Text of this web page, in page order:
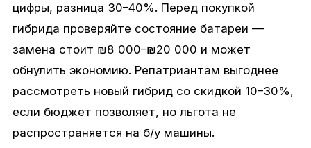
цифры, разница 30–40%. Перед покупкой
гибрида проверяйте состояние батареи —
замена стоит ₪8 000–₪20 000 и может
обнулить экономию. Репатриантам выгоднее
рассмотреть новый гибрид со скидкой 10–30%,
если бюджет позволяет, но льгота не
распространяется на б/у машины.